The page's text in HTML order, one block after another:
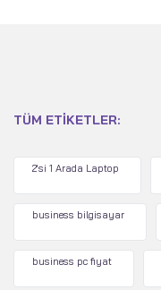
TÜM ETIKETLER:
2'si 1 Arada Laptop
business bilgisayar
business pc fiyat